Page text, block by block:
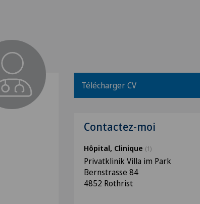
Télécharger CV
Contactez-moi
Hôpital, Clinique (1)
Privatklinik Villa im Park
Bernstrasse 84
4852 Rothrist